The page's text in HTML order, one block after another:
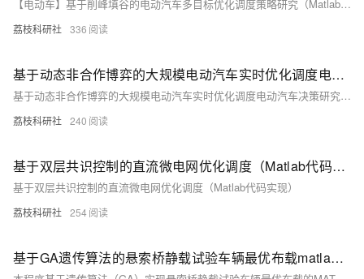
【电动车】基于削峰填谷的电动汽车多目标优化调度策略研究（Matlab代码实现）
荔枝科研社 336
基于动态非合作博弈的大规模电动汽车实时优化调度电动汽车决策研究（Matlab代码实现）
基于动态非合作博弈的大规模电动汽车实时优化调度电动汽车决策研究（Matlab代码实现）
荔枝科研社 240
基于双层共识控制的直流微电网优化调度（Matlab代码实现）
基于双层共识控制的直流微电网优化调度（Matlab代码实现）
荔枝科研社 254
基于GA遗传算法的悬索桥静载试验车辆最优布载matlab仿真